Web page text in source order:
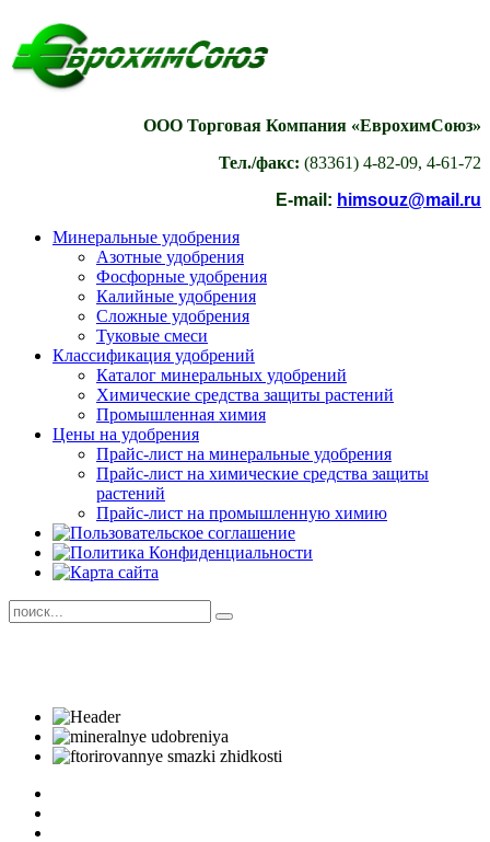
ООО Торговая Компания «ЕврохимСоюз»
Тел./факс: (83361) 4-82-09, 4-61-72
E-mail: himsouz@mail.ru
Минеральные удобрения
Азотные удобрения
Фосфорные удобрения
Калийные удобрения
Сложные удобрения
Туковые смеси
Классификация удобрений
Каталог минеральных удобрений
Химические средства защиты растений
Промышленная химия
Цены на удобрения
Прайс-лист на минеральные удобрения
Прайс-лист на химические средства защиты
растений
Прайс-лист на промышленную химию